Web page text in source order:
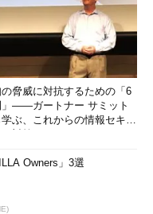
脅威に対抗するための「6
」――ガートナー サミット
ぶ、これからの情報セキュ
Owners」3選